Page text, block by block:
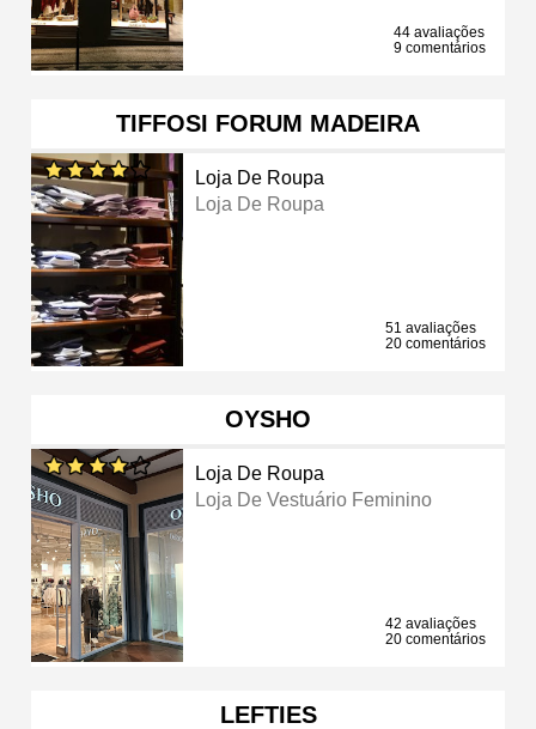
44 avaliações
9 comentários
TIFFOSI FORUM MADEIRA
Loja De Roupa
Loja De Roupa
51 avaliações
20 comentários
OYSHO
Loja De Roupa
Loja De Vestuário Feminino
42 avaliações
20 comentários
LEFTIES